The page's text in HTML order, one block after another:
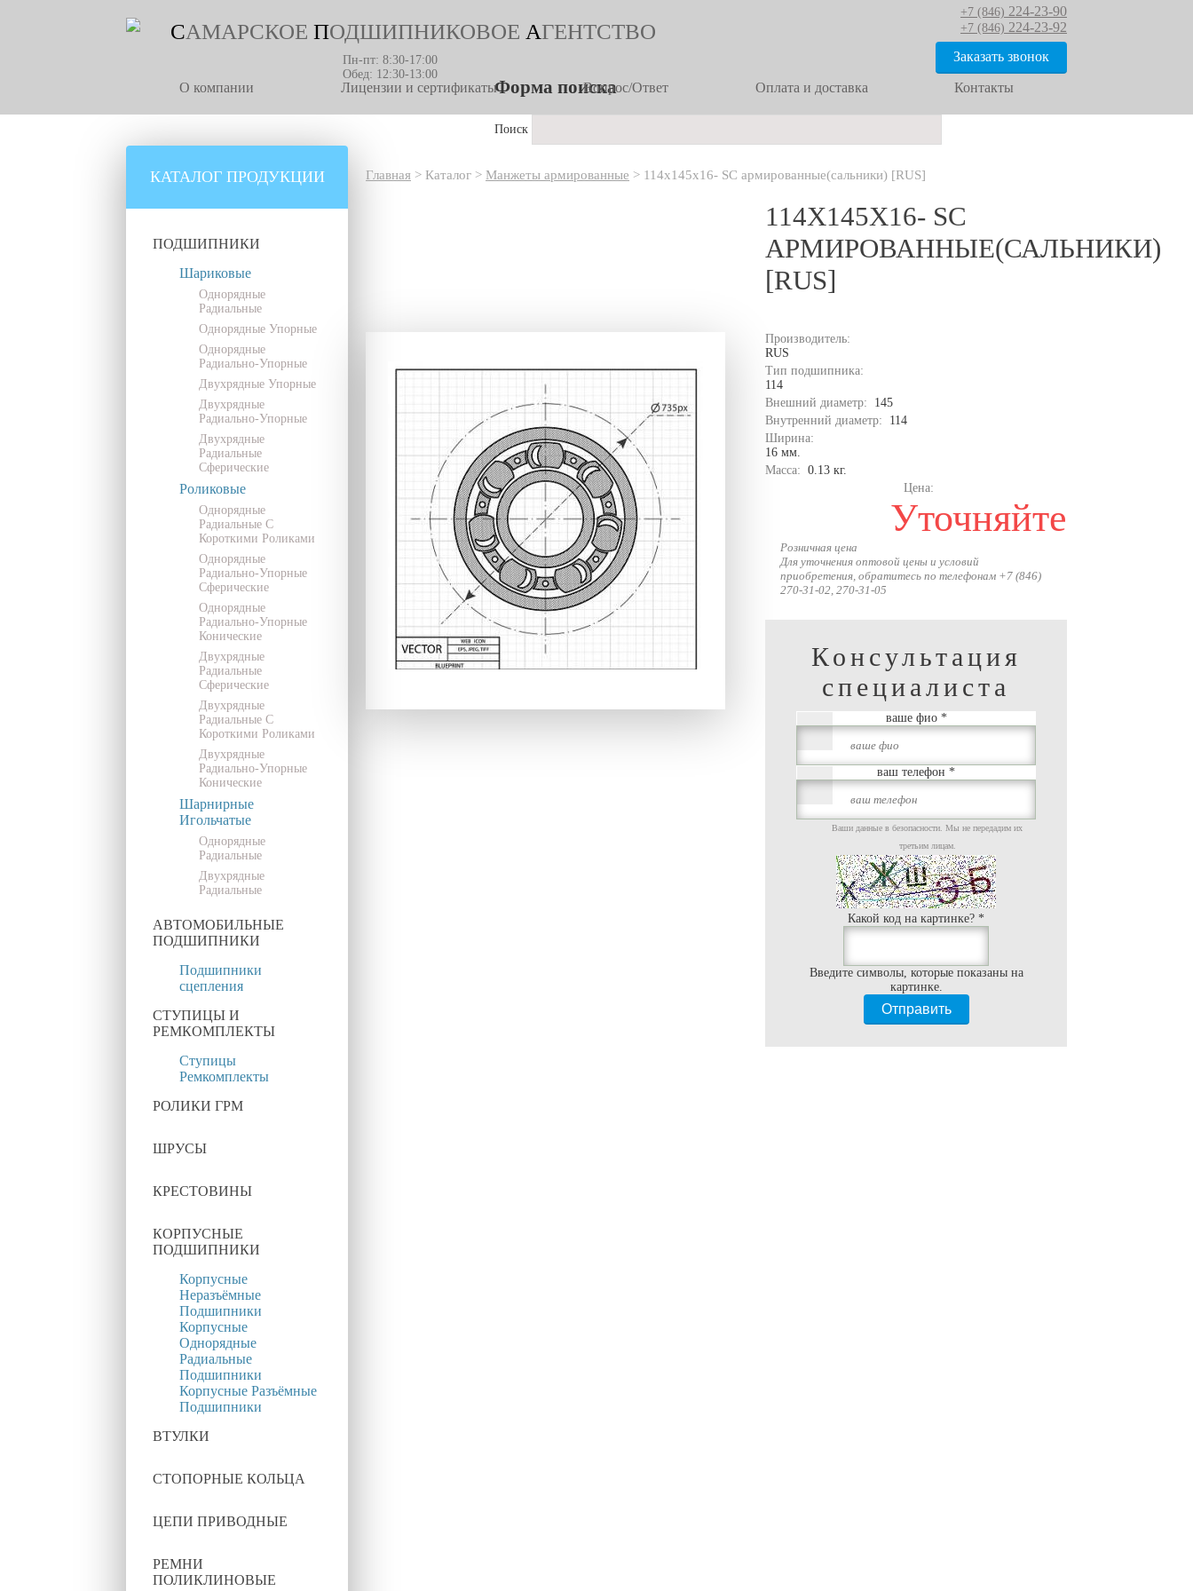
САМАРСКОЕ ПОДШИПНИКОВОЕ АГЕНТСТВО
Пн-пт: 8:30-17:00
Обед: 12:30-13:00
Форма поиска
Поиск
О компании Лицензии и сертификаты Вопрос/Ответ Оплата и доставка Контакты
+7 (846) 224-23-90
+7 (846) 224-23-92
Заказать звонок
КАТАЛОГ ПРОДУКЦИИ
ПОДШИПНИКИ
Шариковые
Однорядные
Радиальные
Однорядные Упорные
Однорядные
Радиально-Упорные
Двухрядные Упорные
Двухрядные
Радиально-Упорные
Двухрядные
Радиальные
Сферические
Роликовые
Однорядные
Радиальные С
Короткими Роликами
Однорядные
Радиально-Упорные
Сферические
Однорядные
Радиально-Упорные
Конические
Двухрядные
Радиальные
Сферические
Двухрядные
Радиальные С
Короткими Роликами
Двухрядные
Радиально-Упорные
Конические
Шарнирные
Игольчатые
Однорядные
Радиальные
Двухрядные
Радиальные
АВТОМОБИЛЬНЫЕ
ПОДШИПНИКИ
Подшипники
сцепления
СТУПИЦЫ И
РЕМКОМПЛЕКТЫ
Ступицы
Ремкомплекты
РОЛИКИ ГРМ
ШРУСЫ
КРЕСТОВИНЫ
КОРПУСНЫЕ
ПОДШИПНИКИ
Корпусные
Неразъёмные
Подшипники
Корпусные
Однорядные
Радиальные
Подшипники
Корпусные Разъёмные
Подшипники
ВТУЛКИ
СТОПОРНЫЕ КОЛЬЦА
ЦЕПИ ПРИВОДНЫЕ
РЕМНИ
ПОЛИКЛИНОВЫЕ
Главная > Каталог > Манжеты армированные > 114х145х16- SC армированные(сальники) [RUS]
114Х145Х16- SC
АРМИРОВАННЫЕ(САЛЬНИКИ)
[RUS]
Производитель:
RUS
Тип подшипника:
114
Внешний диаметр:
145
Внутренний диаметр:
114
Ширина:
16 мм.
Масса: 0.13 кг.
Цена:
Уточняйте
Розничная цена
Для уточнения оптовой цены и условий
приобретения, обратитесь по телефонам +7 (846)
270-31-02, 270-31-05
Консультация
специалиста
ваше фио *
ваш телефон *
Ваши данные в безопасности. Мы не передадим их
третьим лицам.
Какой код на картинке? *
Введите символы, которые показаны на
картинке.